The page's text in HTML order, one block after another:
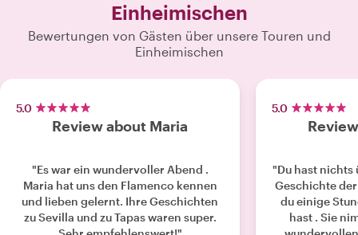
Einheimischen
Bewertungen von Gästen über unsere Touren und
Einheimischen
5.0
Review about Maria
"Es war ein wundervoller Abend .
Maria hat uns den Flamenco kennen
und lieben gelernt. Ihre Geschichten
zu Sevilla und zu Tapas waren super.
5.0
"Du hast nichts
Geschichte
du einige
hast . Sie